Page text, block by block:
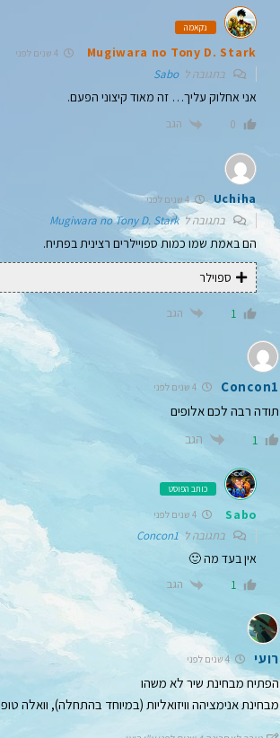
נקאמה
Mugiwara no Tony D. Stark 4 שנים לפני
בתגובה לSabo
אני אחלוק עליך… זה מאוד קיצוני הפעם.
0 הגב
Uchiha 4 שנים לפני
בתגובה לMugiwara no Tony D. Stark
הם באמת שמו כמות ספויילרים רצינית בפתיח.
ספוילר
1 הגב
Concon1
תודה רבה לכם אלופים
1 הגב
כותב הפוסט
Sabo
בתגובה ל Concon1
אין בעד מה 🙂
1 הגב
רועי 4 שנים לפני
הפתיח מבחינת שיר לא משהו
מבחינת אנימציהה וויזואליות (במיוחד בהתחלה), וואלה טופ